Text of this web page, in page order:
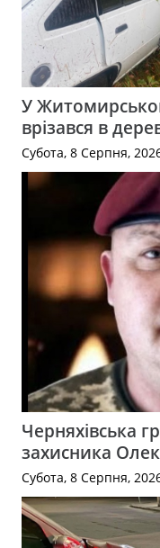
У
врізався в
Субота, 8 Серпня,
Черняхівська
захисника
Субота, 8 Серпня,